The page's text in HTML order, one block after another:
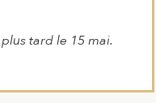
tard le 15 mai.